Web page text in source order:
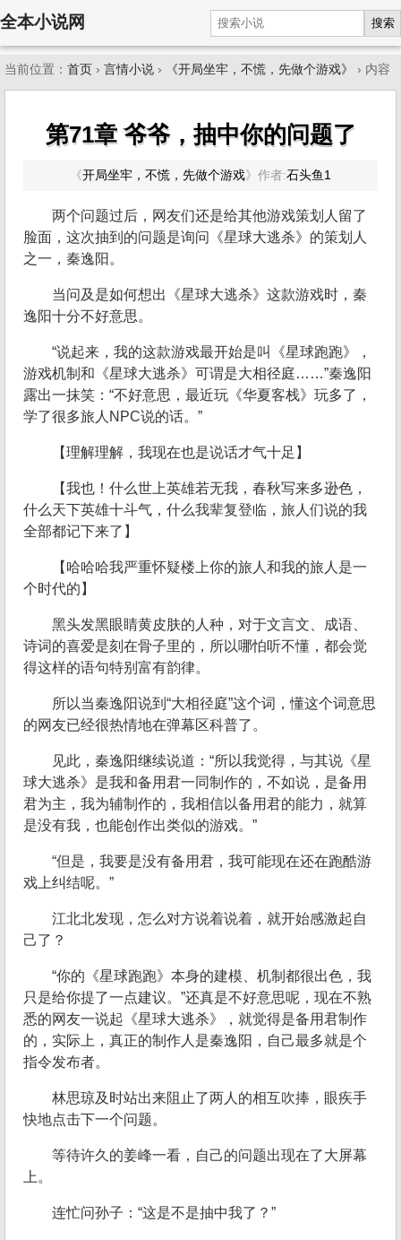
全本小说网 搜索
当前位置： 首页 › 言情小说 › 《开局坐牢，不慌，先做个游戏》 › 内容
第71章 爷爷，抽中你的问题了
《开局坐牢，不慌，先做个游戏》 作者:石头鱼1
两个问题过后，网友们还是给其他游戏策划人留了
脸面，这次抽到的问题是询问《星球大逃杀》的策划人
之一，秦逸阳。
当问及是如何想出《星球大逃杀》这款游戏时，秦
逸阳十分不好意思。
“说起来，我的这款游戏最开始是叫《星球跑跑》，
游戏机制和《星球大逃杀》可谓是大相径庭……”秦逸阳
露出一抹笑：“不好意思，最近玩《华夏客栈》玩多了，
学了很多旅人NPC说的话。”
【理解理解，我现在也是说话才气十足】
【我也！什么世上英雄若无我，春秋写来多逊色，
什么天下英雄十斗气，什么我辈复登临，旅人们说的我
全部都记下来了】
【哈哈哈我严重怀疑楼上你的旅人和我的旅人是一
个时代的】
黑头发黑眼睛黄皮肤的人种，对于文言文、成语、
诗词的喜爱是刻在骨子里的，所以哪怕听不懂，都会觉
得这样的语句特别富有韵律。
所以当秦逸阳说到“大相径庭”这个词，懂这个词意思
的网友已经很热情地在弹幕区科普了。
见此，秦逸阳继续说道：“所以我觉得，与其说《星
球大逃杀》是我和备用君一同制作的，不如说，是备用
君为主，我为辅制作的，我相信以备用君的能力，就算
是没有我，也能创作出类似的游戏。”
“但是，我要是没有备用君，我可能现在还在跑酷游
戏上纠结呢。”
江北北发现，怎么对方说着说着，就开始感激起自
己了？
“你的《星球跑跑》本身的建模、机制都很出色，我
只是给你提了一点建议。”还真是不好意思呢，现在不熟
悉的网友一说起《星球大逃杀》，就觉得是备用君制作
的，实际上，真正的制作人是秦逸阳，自己最多就是个
指令发布者。
林思琼及时站出来阻止了两人的相互吹捧，眼疾手
快地点击下一个问题。
等待许久的姜峰一看，自己的问题出现在了大屏幕
上。
连忙问孙子：“这是不是抽中我了？”